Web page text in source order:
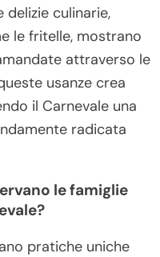
culinarie,
le fritelle, mostrano
attraverso le
usanze crea
il Carnevale una
radicata
le famiglie
pratiche uniche